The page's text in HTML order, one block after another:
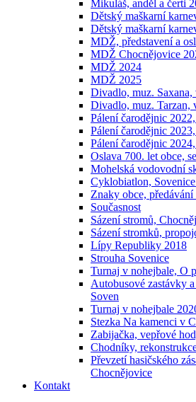
Mikuláš, anděl a čerti
Dětský maškarní
Dětský maškarní
MDŽ, představení a
MDŽ Chocnějovice
MDŽ 2024
MDŽ 2025
Divadlo, muz. Saxana,
Divadlo, muz. Tarzan,
Pálení čarodějnic
Pálení čarodějnic
Pálení čarodějnic
Oslava 700. let obce,
Mohelská vodovodní
Cyklobiatlon,
Znaky obce, předávání
Současnost
Sázení stromů,
Sázení stromků,
Lípy Republiky 2018
Strouha Sovenice
Turnaj v nohejbale, O
Autobusové zastávky
Soven
Turnaj v nohejbale
Stezka Na kamenci v
Zabijačka, vepřové
Chodníky,
Převzetí hasičského
Chocnějovice
Kontakt